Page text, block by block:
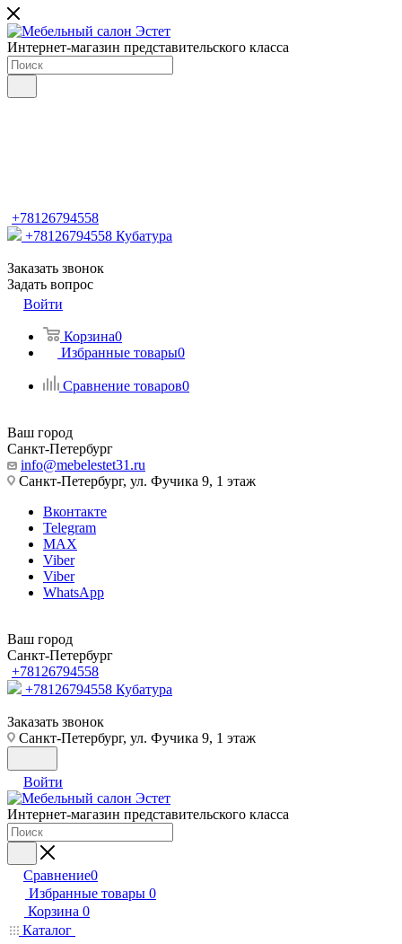
Интернет-магазин представительского класса
+78126794558
+78126794558 Кубатура
Заказать звонок
Задать вопрос
Войти
Корзина0
Избранные товары0
Сравнение товаров0
Ваш город
Санкт-Петербург
info@mebelestet31.ru
Санкт-Петербург, ул. Фучика 9, 1 этаж
Вконтакте
Telegram
MAX
Viber
Viber
WhatsApp
Ваш город
Санкт-Петербург
+78126794558
+78126794558 Кубатура
Заказать звонок
Санкт-Петербург, ул. Фучика 9, 1 этаж
Войти
Интернет-магазин представительского класса
Сравнение0
Избранные товары 0
Корзина 0
Каталог